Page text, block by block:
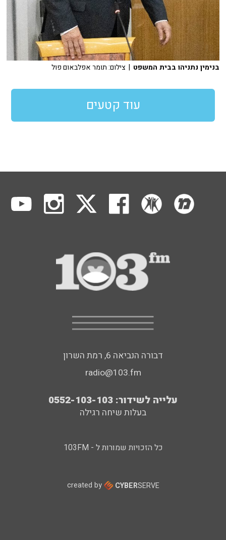
בנימין נתניהו בבית המשפט | צילום: תומר אפלבאום פול
עוד קטעים
דבורה הנביאה 6, רמת השרון
radio@103.fm
עלייה לשידור: 0552-103-103
בעלות שיחה רגילה
כל הזכויות שמורות ל - 103FM
created by CYBERSERVE